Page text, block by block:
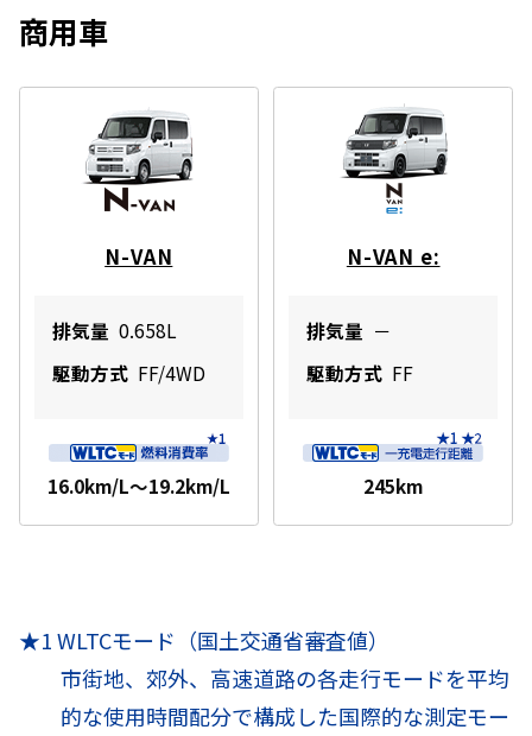
商用車
N-VAN
排気量 0.658L
駆動方式 FF/4WD
16.0km/L～19.2km/L
N-VAN e:
排気量 －
駆動方式 FF
245km
★1 WLTCモード（国土交通省審査値）
市街地、郊外、高速道路の各走行モードを平均
的な使用時間配分で構成した国際的な測定モー